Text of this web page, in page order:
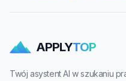
APPLYTOP
Twój asystent AI w szukaniu